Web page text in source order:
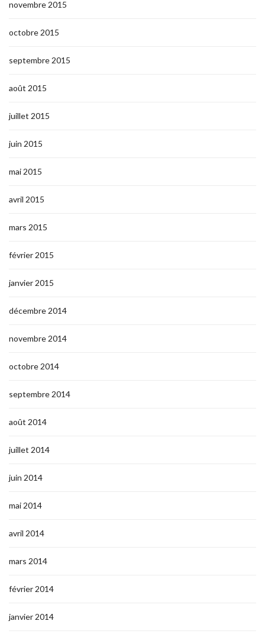
novembre 2015
octobre 2015
septembre 2015
août 2015
juillet 2015
juin 2015
mai 2015
avril 2015
mars 2015
février 2015
janvier 2015
décembre 2014
novembre 2014
octobre 2014
septembre 2014
août 2014
juillet 2014
juin 2014
mai 2014
avril 2014
mars 2014
février 2014
janvier 2014